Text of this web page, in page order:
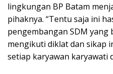
lingkungan BP Batam
pihaknya. “Tentu saja ini
pengembangan SDM
mengikuti diklat dan sikap
setiap karyawan karyawati